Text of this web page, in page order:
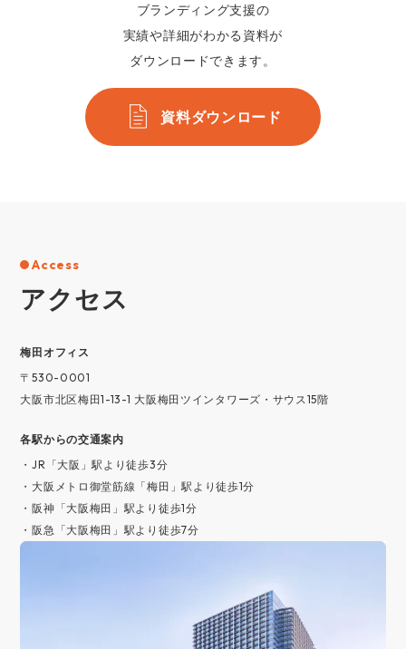
ブランディング支援の
実績や詳細がわかる資料が
ダウンロードできます。
資料ダウンロード
Access
アクセス
梅⽥オフィス
〒530-0001
大阪市北区梅田1-13-1 大阪梅田ツインタワーズ・サウス15階
各駅からの交通案内
・JR「大阪」駅より徒歩3分
・大阪メトロ御堂筋線「梅田」駅より徒歩1分
・阪神「大阪梅田」駅より徒歩1分
・阪急「大阪梅田」駅より徒歩7分